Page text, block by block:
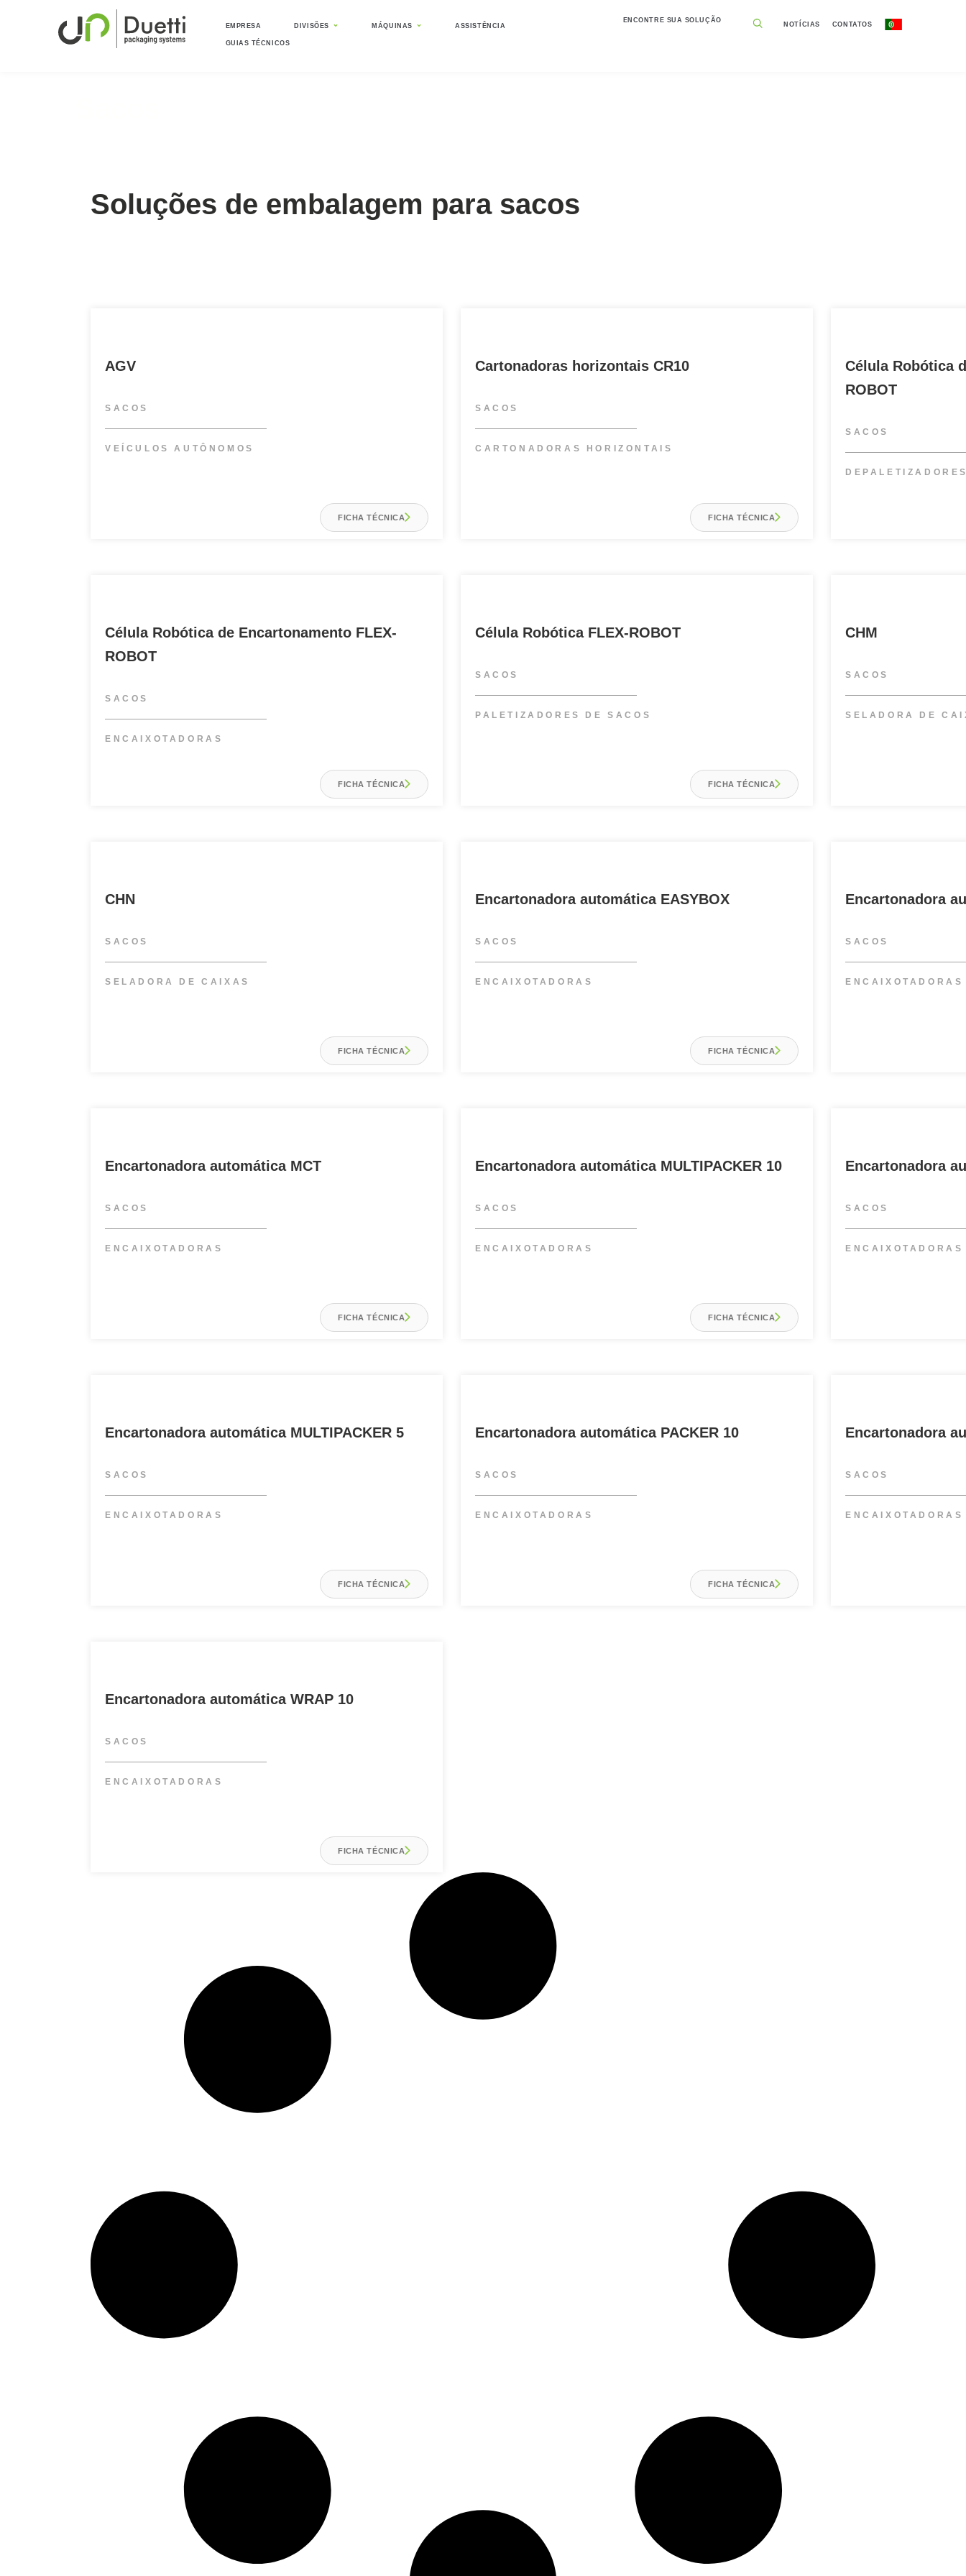
EMPRESA DIVISÕES MÁQUINAS ASSISTÊNCIA
GUIAS TÉCNICOS
ENCONTRE SUA SOLUÇÃO
NOTÍCIAS CONTATOS
Soluções de embalagem para sacos
AGV
SACOS
VEÍCULOS AUTÔNOMOS
FICHA TÉCNICA
Cartonadoras horizontais CR10
SACOS
CARTONADORAS HORIZONTAIS
FICHA TÉCNICA
Célula Robótica
ROBOT
SACOS
Célula Robótica de Encartonamento FLEX-
ROBOT
SACOS
ENCAIXOTADORAS
FICHA TÉCNICA
Célula Robótica FLEX-ROBOT
SACOS
PALETIZADORES DE SACOS
FICHA TÉCNICA
CHM
SACOS
SELADORA DE
CHN
SACOS
SELADORA DE CAIXAS
FICHA TÉCNICA
Encartonadora automática EASYBOX
SACOS
ENCAIXOTADORAS
FICHA TÉCNICA
Encartonadora
SACOS
ENCAIXOTADORAS
Encartonadora automática MCT
SACOS
ENCAIXOTADORAS
FICHA TÉCNICA
Encartonadora automática MULTIPACKER 10
SACOS
ENCAIXOTADORAS
FICHA TÉCNICA
Encartonadora
SACOS
ENCAIXOTADORAS
Encartonadora automática MULTIPACKER 5
SACOS
ENCAIXOTADORAS
FICHA TÉCNICA
Encartonadora automática PACKER 10
SACOS
ENCAIXOTADORAS
FICHA TÉCNICA
Encartonadora
SACOS
ENCAIXOTADORAS
Encartonadora automática WRAP 10
SACOS
ENCAIXOTADORAS
FICHA TÉCNICA